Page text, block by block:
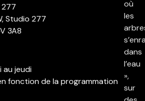
Studio 277
3A8
au jeudi
fonction de la programmation
où
les
dans
l’eau
»,
sur